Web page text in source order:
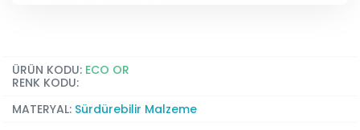
ÜRÜN KODU: ECO OR
RENK KODU:
MATERYAL: Sürdürebilir Malzeme